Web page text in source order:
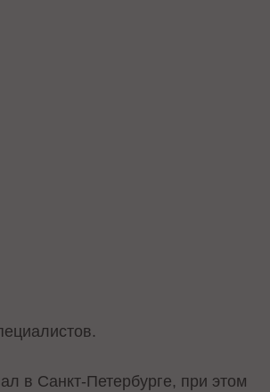
в Санкт-Петербурге, при этом